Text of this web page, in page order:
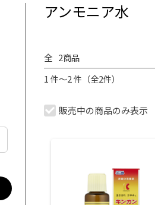
アンモニア水
全 2商品
1 件～2 件（全2件）
販売中の商品のみ表示